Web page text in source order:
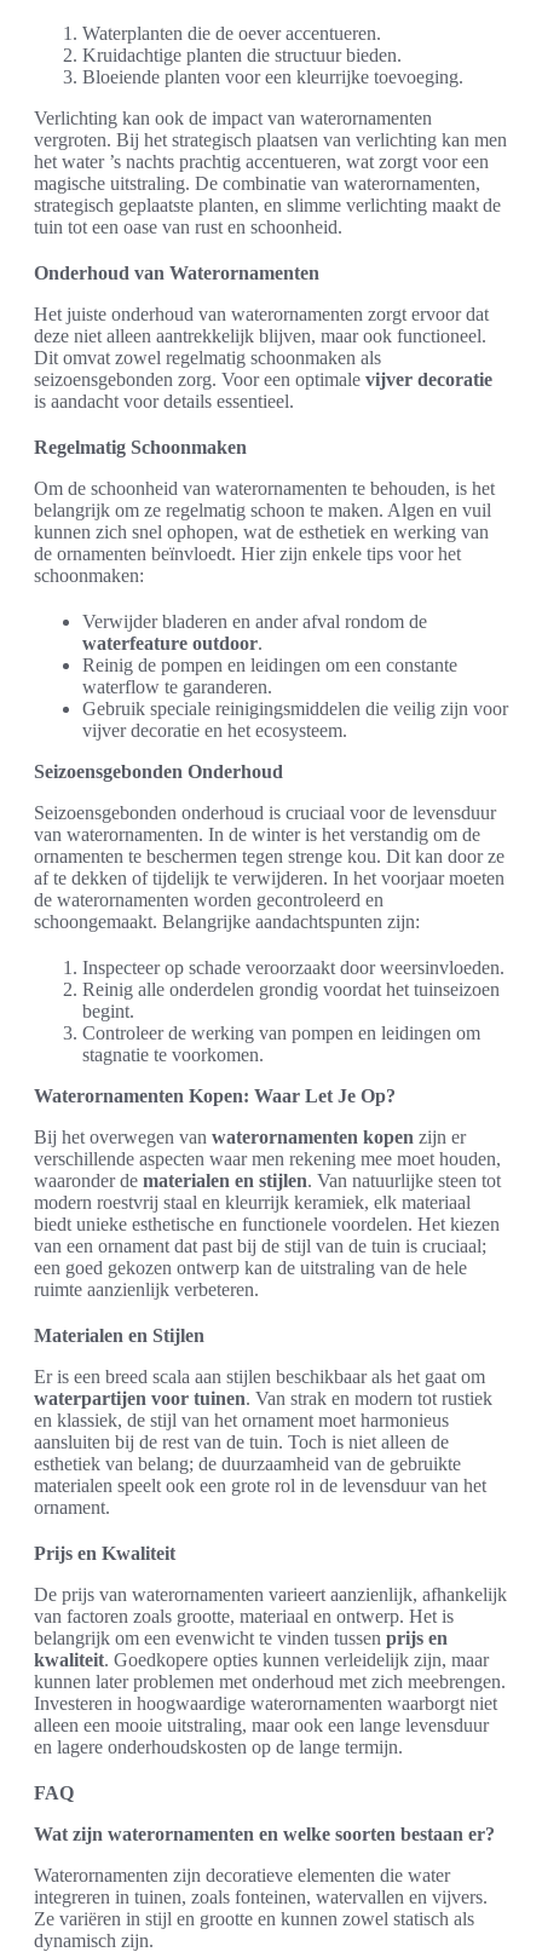
Waterplanten die de oever accentueren.
Kruidachtige planten die structuur bieden.
Bloeiende planten voor een kleurrijke toevoeging.
Verlichting kan ook de impact van waterornamenten
vergroten. Bij het strategisch plaatsen van verlichting kan men
het water ’s nachts prachtig accentueren, wat zorgt voor een
magische uitstraling. De combinatie van waterornamenten,
strategisch geplaatste planten, en slimme verlichting maakt de
tuin tot een oase van rust en schoonheid.
Onderhoud van Waterornamenten
Het juiste onderhoud van waterornamenten zorgt ervoor dat
deze niet alleen aantrekkelijk blijven, maar ook functioneel.
Dit omvat zowel regelmatig schoonmaken als
seizoensgebonden zorg. Voor een optimale vijver decoratie
is aandacht voor details essentieel.
Regelmatig Schoonmaken
Om de schoonheid van waterornamenten te behouden, is het
belangrijk om ze regelmatig schoon te maken. Algen en vuil
kunnen zich snel ophopen, wat de esthetiek en werking van
de ornamenten beïnvloedt. Hier zijn enkele tips voor het
schoonmaken:
Verwijder bladeren en ander afval rondom de
waterfeature outdoor.
Reinig de pompen en leidingen om een constante
waterflow te garanderen.
Gebruik speciale reinigingsmiddelen die veilig zijn voor
vijver decoratie en het ecosysteem.
Seizoensgebonden Onderhoud
Seizoensgebonden onderhoud is cruciaal voor de levensduur
van waterornamenten. In de winter is het verstandig om de
ornamenten te beschermen tegen strenge kou. Dit kan door ze
af te dekken of tijdelijk te verwijderen. In het voorjaar moeten
de waterornamenten worden gecontroleerd en
schoongemaakt. Belangrijke aandachtspunten zijn:
Inspecteer op schade veroorzaakt door weersinvloeden.
Reinig alle onderdelen grondig voordat het tuinseizoen
begint.
Controleer de werking van pompen en leidingen om
stagnatie te voorkomen.
Waterornamenten Kopen: Waar Let Je Op?
Bij het overwegen van waterornamenten kopen zijn er
verschillende aspecten waar men rekening mee moet houden,
waaronder de materialen en stijlen. Van natuurlijke steen tot
modern roestvrij staal en kleurrijk keramiek, elk materiaal
biedt unieke esthetische en functionele voordelen. Het kiezen
van een ornament dat past bij de stijl van de tuin is cruciaal;
een goed gekozen ontwerp kan de uitstraling van de hele
ruimte aanzienlijk verbeteren.
Materialen en Stijlen
Er is een breed scala aan stijlen beschikbaar als het gaat om
waterpartijen voor tuinen. Van strak en modern tot rustiek
en klassiek, de stijl van het ornament moet harmonieus
aansluiten bij de rest van de tuin. Toch is niet alleen de
esthetiek van belang; de duurzaamheid van de gebruikte
materialen speelt ook een grote rol in de levensduur van het
ornament.
Prijs en Kwaliteit
De prijs van waterornamenten varieert aanzienlijk, afhankelijk
van factoren zoals grootte, materiaal en ontwerp. Het is
belangrijk om een evenwicht te vinden tussen prijs en
kwaliteit. Goedkopere opties kunnen verleidelijk zijn, maar
kunnen later problemen met onderhoud met zich meebrengen.
Investeren in hoogwaardige waterornamenten waarborgt niet
alleen een mooie uitstraling, maar ook een lange levensduur
en lagere onderhoudskosten op de lange termijn.
FAQ
Wat zijn waterornamenten en welke soorten bestaan er?
Waterornamenten zijn decoratieve elementen die water
integreren in tuinen, zoals fonteinen, watervallen en vijvers.
Ze variëren in stijl en grootte en kunnen zowel statisch als
dynamisch zijn.